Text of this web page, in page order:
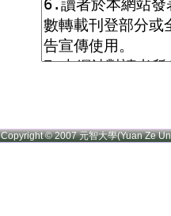
Copyright © 2007 元智大學(Yuan Ze